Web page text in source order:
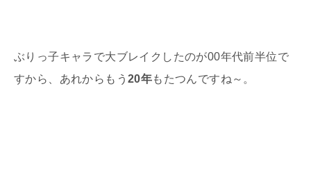
ぶりっ子キャラで大ブレイクしたのが00年代前半位で
すから、あれからもう 20年もたつんですね～。